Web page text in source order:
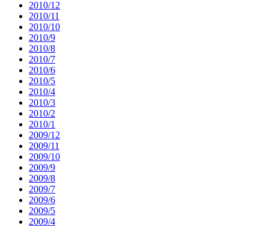
2010/12
2010/11
2010/10
2010/9
2010/8
2010/7
2010/6
2010/5
2010/4
2010/3
2010/2
2010/1
2009/12
2009/11
2009/10
2009/9
2009/8
2009/7
2009/6
2009/5
2009/4